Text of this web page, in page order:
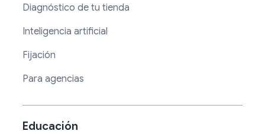
Diagnóstico de tu tienda
Inteligencia artificial
Fijación
Para agencias
Educación